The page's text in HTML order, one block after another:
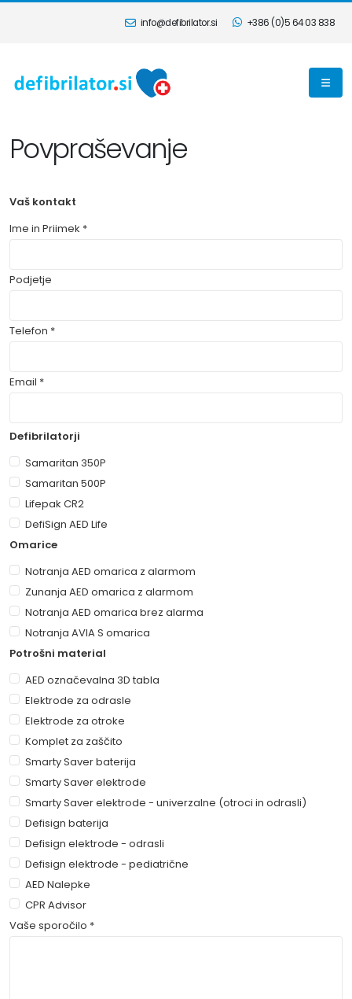
info@defibrilator.si +386 (0)5 64 03 838
Povpraševanje
Ime in Priimek *
Podjetje
Telefon *
Email *
Samaritan 350P
Samaritan 500P
Lifepak CR2
DefiSign AED Life
Notranja AED omarica z alarmom
Zunanja AED omarica z alarmom
Notranja AED omarica brez alarma
Notranja AVIA S omarica
AED označevalna 3D tabla
Elektrode za odrasle
Elektrode za otroke
Komplet za zaščito
Smarty Saver baterija
Smarty Saver elektrode
Smarty Saver elektrode - univerzalne (otroci in odrasli)
Defisign baterija
Defisign elektrode - odrasli
Defisign elektrode - pediatrične
AED Nalepke
CPR Advisor
Vaše sporočilo *